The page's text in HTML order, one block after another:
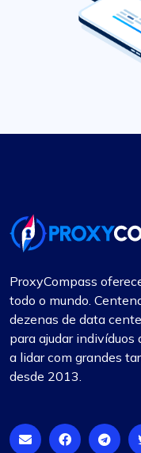
ProxyCompass
todo o mundo.
dezenas de data
para ajudar
a lidar com grandes
desde 2013.